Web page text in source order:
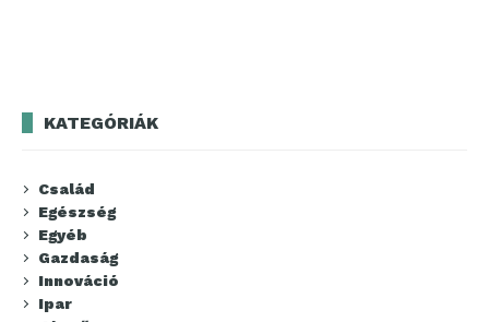
KATEGÓRIÁK
Család
Egészség
Egyéb
Gazdaság
Innováció
Ipar